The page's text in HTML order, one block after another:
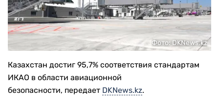
Фото: DKNews.kz
Казахстан достиг 95,7% соответствия стандартам
ИКАО в области авиационной
безопасности, передает DKNews.kz.